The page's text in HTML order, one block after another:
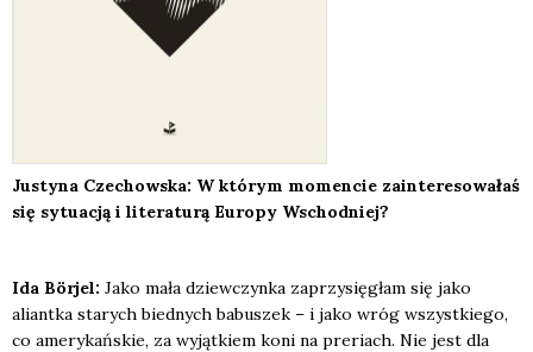
Justy­na Cze­chow­ska: W któ­rym momen­cie zain­te­re­so­wa­łaś
się sytu­acją i lite­ra­tu­rą Euro­py Wschod­niej?
Ida Bör­jel: Jako mała dziew­czyn­ka zaprzy­się­głam się jako
aliant­ka sta­rych bied­nych babu­szek – i jako wróg wszyst­kie­go,
co ame­ry­kań­skie, za wyjąt­kiem koni na pre­riach. Nie jest dla